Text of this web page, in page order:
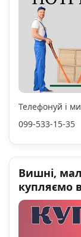
Телефонуй і
099-533-15-35
Вишні,
купляємо